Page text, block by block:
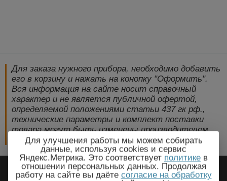
Для заказа нужного прибора, необходимо добавить
его в корзину и нажать на конопку "Оформить".
Вся информация на сайте носит справочный
характер и не является публичной офертой,
определяемой положениями статьи 437 гк рф.,
технические параметры и комплект поставки
товара могут быть изменены производителем
без предварительного уведомления!
2009-2026 © ЭлектроПрогресс -
Электротехническое оборудование
Для улучшения работы мы можем собирать
данные, используя cookies и сервис
Яндекс.Метрика. Это соответствует политике в
отношении персональных данных. Продолжая
работу на сайте вы даёте согласие на обработку